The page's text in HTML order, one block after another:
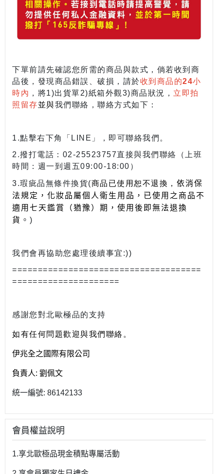
下單前請先確認您所需的商品與款式，倘若收到商
品後，發現商品錯誤、破損，請於收到商品的24小
時內 ，將1)出貨單2)紙箱外觀3)商品狀況， 立即拍
照留存並與我們聯絡，聯絡方式如下：
1.點擊右下角「LINE」，即可聯絡我們。
2.撥打電話：02-25523757直接與我們聯絡（上班
時間：週一到週五09:00-18:00）
3.瑕疵品無條件換貨(商品已使用恕不退換 ， 依消保
法規定，化妝品屬個人衛生用品，已使用之商品不
適用七天鑑賞（猶豫）期，使用後即無法退換
貨 。 )
我們會再協助您處理後續事宜:))
=====================================
=====================
感謝您對北歐極品的支持
如有任何問題歡迎與我們聯絡。
伊兆全之國際有限公司
負責人: 劉佩文
統一編號: 86142133
會員權益說明
1.享北歐極品現金積點專屬活動